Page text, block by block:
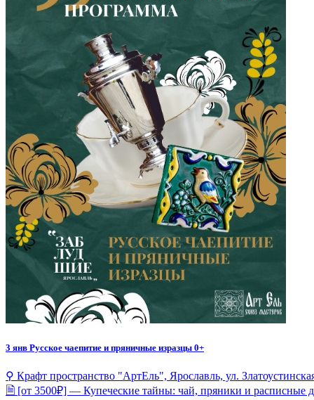
3 янв Русское чаепитие и пряничные изразцы 0+
⚲ Крафт пространство "АртЕль", Ярославль, ул.
🗎 [от 3500₽] — Купеческие тайны: чай, пряники и расписные